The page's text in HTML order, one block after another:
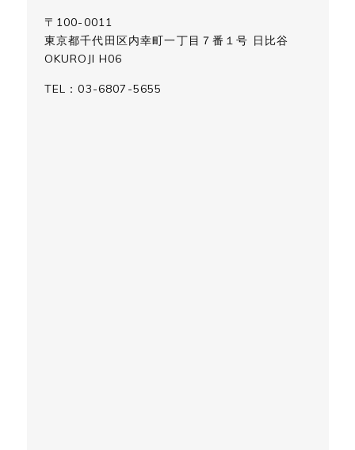
〒100-0011
東京都千代田区内幸町一丁目７番１号 日比谷
OKUROJI H06
TEL：03-6807-5655